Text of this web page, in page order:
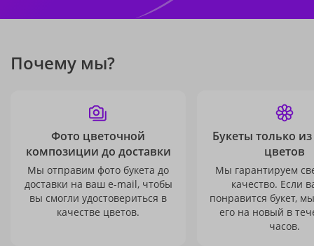
Почему мы?
Фото цветочной
композиции до доставки
Мы отправим фото букета до
доставки на ваш e-mail, чтобы
вы смогли удостовериться в
качестве цветов.
Букеты только
цветов
Мы гарантируем
качество. Если
понравится букет,
его на новый в
часов.